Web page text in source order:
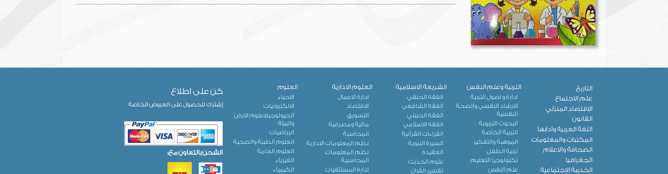
التاريخ
علم الاجتماع
الاقتصاد المنزلي
القانون
اللغة العربية وآدابها
المكتبات والمعلومات
الصحافة والاعلام
الجغرافيا
الخدمة الاجتماعية
التربية وعلم النفس
ادارة و اصول التربية
الارشاد النفسي والصحة
النفسية
البحوث التربوية
التربية الخاصة
الموهبة والتفكير
تربية الطفل
تكنولوجيا التعليم
علم النفس
الشريعة الاسلامية
الفقه الحنفي
الفقه الشافعي
الفقه الحنبلي
الفقه الاسلامي
القراءات القرآنية
السيرة النبوية
العقيدة
علوم الحديث
تفسير القران
العلوم الادارية
ادارة الاعمال
الاقتصاد
التسويق
مالية ومصرفية
المحاسبة
نظم المعلومات الادارية
نظم المعلومات
المحاسبية
ادارة المستثفيات
العلوم
الاحياء
الالكترونيات
الجيولوجياوعلوم الارض
والبيئة
الرياضيات
العلوم الطبية والصحية
العلوم العامة
الفيزياء
الكيمياء
كن على اطلاع
إشترك للحصول على العروض الخاصة
الشحن بالتعاون مع: